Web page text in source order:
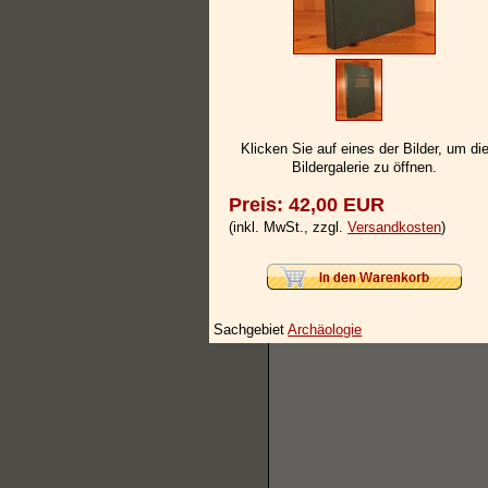
Klicken Sie auf eines der Bilder, um die
Bildergalerie zu öffnen.
Preis: 42,00 EUR
(inkl. MwSt., zzgl. Versandkosten)
SachgebietArchäologie